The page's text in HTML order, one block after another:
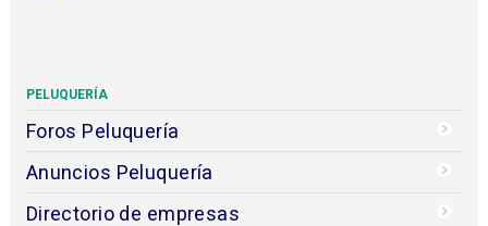
PELUQUERÍA
Foros Peluquería
Anuncios Peluquería
Directorio de empresas